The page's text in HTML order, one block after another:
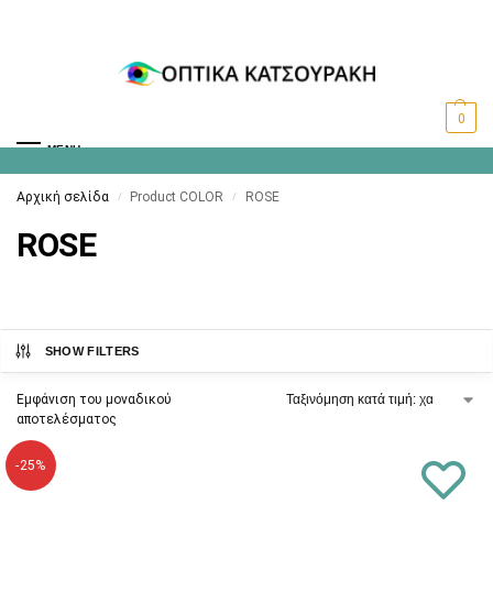
MENU
0
Αρχική σελίδα / Product COLOR / ROSE
ROSE
SHOW FILTERS
Εμφάνιση του μοναδικού
αποτελέσματος
-25%